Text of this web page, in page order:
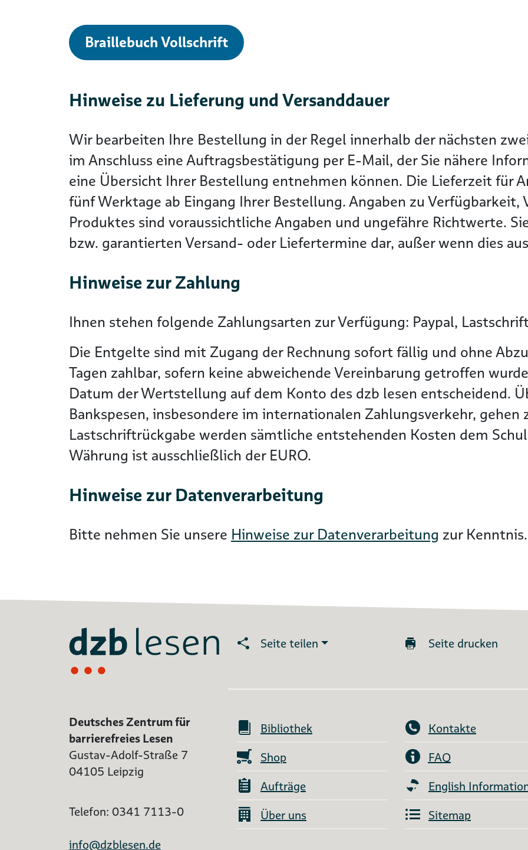
Braillebuch Vollschrift
Hinweise zu Lieferung und Versanddauer
Wir bearbeiten Ihre Bestellung in der Regel innerhalb der nächsten
im Anschluss eine Auftragsbestätigung per E-Mail, der Sie nähere
eine Übersicht Ihrer Bestellung entnehmen können. Die Lieferzeit für
fünf Werktage ab Eingang Ihrer Bestellung. Angaben zu Verfügbarkeit,
Produktes sind voraussichtliche Angaben und ungefähre Richtwerte.
bzw. garantierten Versand- oder Liefertermine dar, außer wenn dies
Hinweise zur Zahlung
Ihnen stehen folgende Zahlungsarten zur Verfügung: Paypal,
Die Entgelte sind mit Zugang der Rechnung sofort fällig und ohne
Tagen zahlbar, sofern keine abweichende Vereinbarung getroffen
Datum der Wertstellung auf dem Konto des dzb lesen entscheidend.
Bankspesen, insbesondere im internationalen Zahlungsverkehr, gehen
Lastschriftrückgabe werden sämtliche entstehenden Kosten dem
Währung ist ausschließlich der EURO.
Hinweise zur Datenverarbeitung
Bitte nehmen Sie unsere Hinweise zur Datenverarbeitung zur Kenntnis.
Seite teilen Seite drucken
Deutsches Zentrum für
barrierefreies Lesen
Gustav-Adolf-Straße 7
04105 Leipzig
Telefon: 0341 7113-0
info@dzblesen.de
Bibliothek
Kontakte
Shop
FAQ
Aufträge
English
Über uns
Sitemap